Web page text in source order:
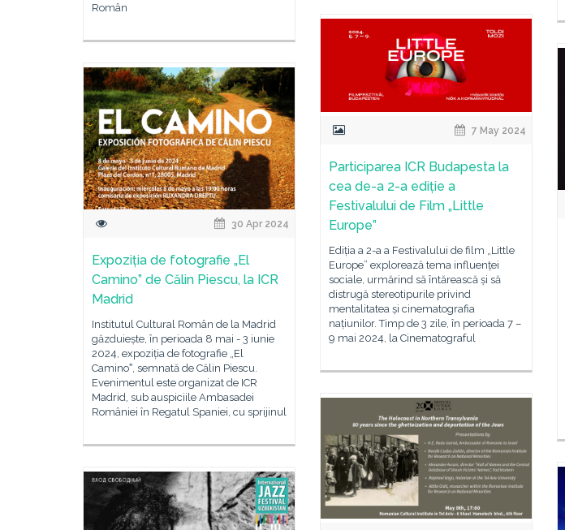
Român
7 May 2024
Participarea ICR Budapesta la
cea de-a 2-a ediție a
Festivalului de Film „Little
Europe”
Ediția a 2-a a Festivalului de film „Little
Europe” explorează tema influenței
sociale, urmărind să întărească și să
distrugă stereotipurile privind
mentalitatea și cinematografia
națiunilor. Timp de 3 zile, în perioada 7 –
9 mai 2024, la Cinematograful
30 Apr 2024
Expoziția de fotografie „El
Camino” de Călin Piescu, la ICR
Madrid
Institutul Cultural Român de la Madrid
găzduiește, în perioada 8 mai - 3 iunie
2024, expoziția de fotografie „El
Caminoˮ, semnată de Călin Piescu.
Evenimentul este organizat de ICR
Madrid, sub auspiciile Ambasadei
României în Regatul Spaniei, cu sprijinul